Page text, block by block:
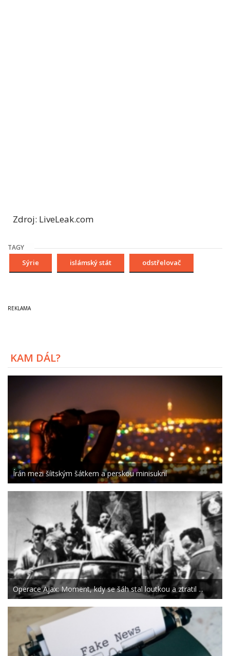
Zdroj: LiveLeak.com
TAGY
Sýrie islámský stát odstřelovač
KAM DÁL?
Írán mezi šíitským šátkem a perskou minisukní
Operace Ajax: Moment, kdy se šáh stal loutkou a ztratil ...